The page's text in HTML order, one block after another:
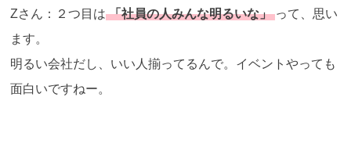
Zさん：２つ目は「社員の人みんな明るいな」って、思い
ます。
明るい会社だし、いい人揃ってるんで。イベントやっても
面白いですねー。